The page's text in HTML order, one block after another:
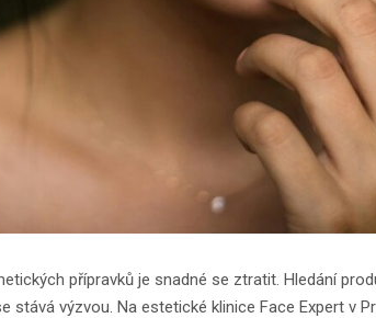
přípravků je snadné se ztratit. Hledání
stává výzvou. Na estetické klinice Face Expert v